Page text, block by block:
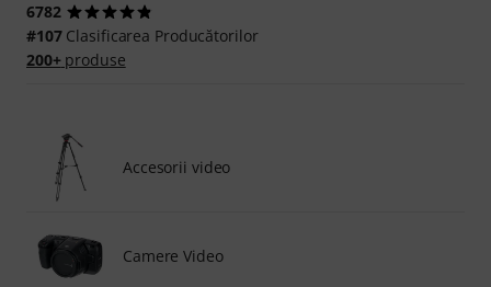
6782
#107Clasificarea Producătorilor
200+produse
Accesorii video
Camere Video